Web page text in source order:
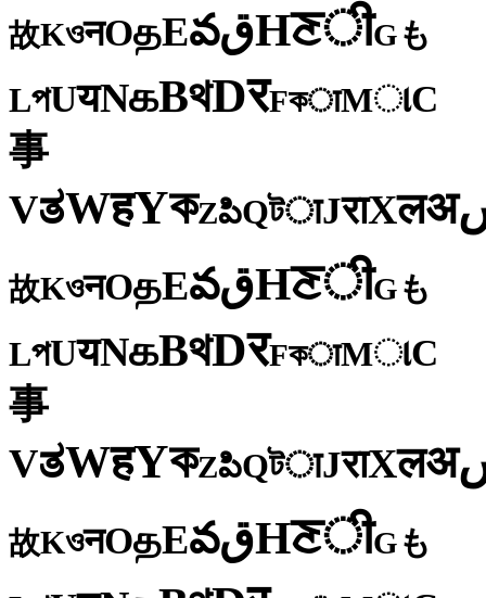
故KওनOதEవقHਣीGも
LপUयNகBথDरFকाMાC
事
VತWहYকZపిQটाJराXलअ
故KওनOதEవقHਣीGも
LপUयNகBথDरFকाMાC
事
VತWहYকZపిQটाJराXलअ
故KওनOதEవقHਣीGも